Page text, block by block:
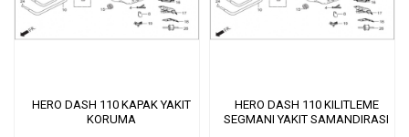
HERO DASH 110 KAPAK YAKIT
KORUMA
HERO DASH 110 KILITLEME
SEGMANI YAKIT SAMANDIRASI